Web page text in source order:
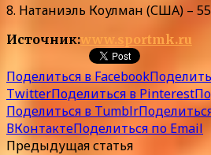
8. Натаниэль Коулман (США) –
Источник:www.sportmk.ru
Поделиться в Facebook
TwitterПоделиться в Pinterest
Поделиться в Tumblr
ВКонтактеПоделиться по Email
Предыдущая статья